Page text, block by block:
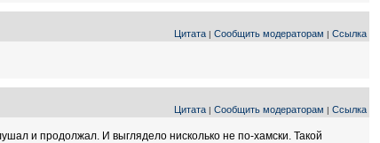
Цитата | Сообщить модераторам | Ссылка
Цитата | Сообщить модераторам | Ссылка
и продолжал. И выглядело нисколько не по-хамски. Такой